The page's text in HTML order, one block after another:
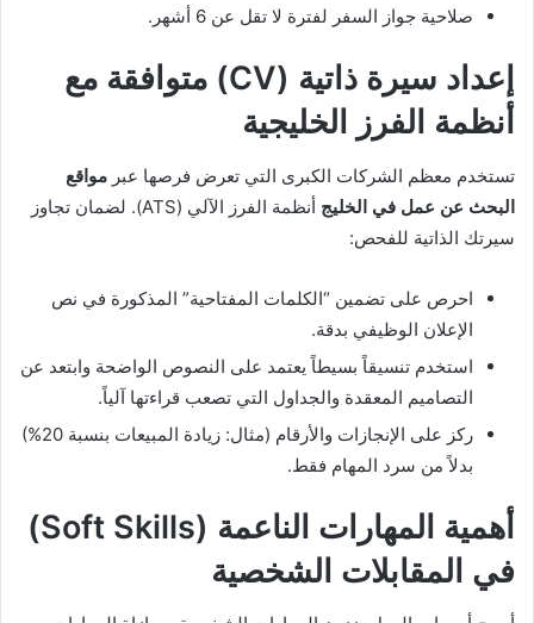
صلاحية جواز السفر لفترة لا تقل عن 6 أشهر.
إعداد سيرة ذاتية (CV) متوافقة مع
أنظمة الفرز الخليجية
تستخدم معظم الشركات الكبرى التي تعرض فرصها عبر مواقع
البحث عن عمل في الخليج
أنظمة الفرز الآلي (ATS). لضمان تجاوز
سيرتك الذاتية للفحص:
احرص على تضمين “الكلمات المفتاحية” المذكورة في نص
الإعلان الوظيفي بدقة.
استخدم تنسيقاً بسيطاً يعتمد على النصوص الواضحة وابتعد عن
التصاميم المعقدة والجداول التي تصعب قراءتها آلياً.
ركز على الإنجازات والأرقام (مثال: زيادة المبيعات بنسبة 20%)
بدلاً من سرد المهام فقط.
أهمية المهارات الناعمة (Soft Skills)
في المقابلات الشخصية